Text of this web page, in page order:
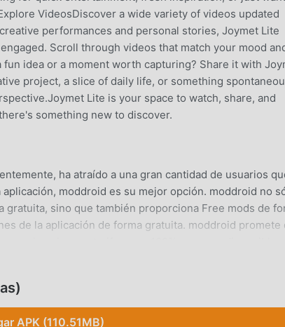
VideosDiscover a wide variety of videos updated
performances and personal stories, Joymet Lite
Scroll through videos that match your mood
idea or a moment worth capturing? Share it with
project, a slice of daily life, or something
Lite is your space to watch, share, and
something new to discover.
ha atraído a una gran cantidad de usuarios
moddroid es su mejor opción. moddroid no
gratuita, sino que también proporciona Free mods de
de la aplicación de forma gratuita. moddroid promete
puedes descargar e instalar CrushU 1.59.00
APK (110.51MB)